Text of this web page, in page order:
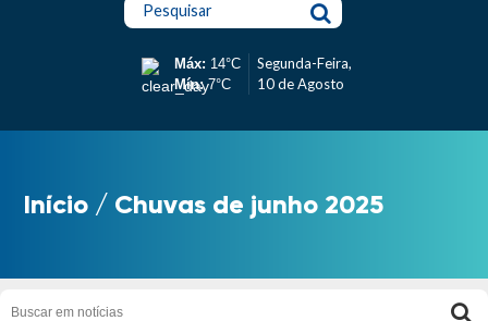
Pesquisar
Máx: 14°C
Mín:7°C
Segunda-Feira,
10 de Agosto
Início / Chuvas de junho 2025